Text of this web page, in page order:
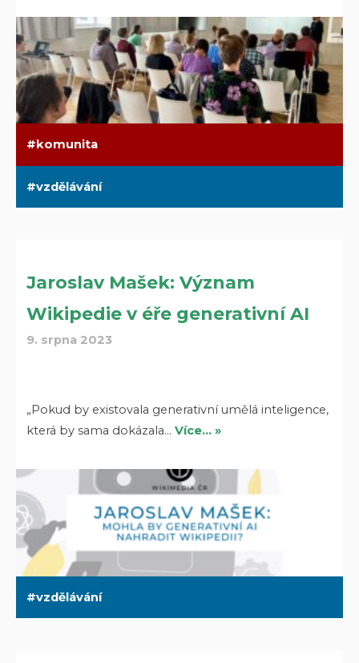
komunita
vzdělávání
Jaroslav Mašek: Význam
Wikipedie v éře generativní AI
9. srpna 2023
„Pokud by existovala generativní umělá inteligence,
která by sama dokázala…Více… »
vzdělávání